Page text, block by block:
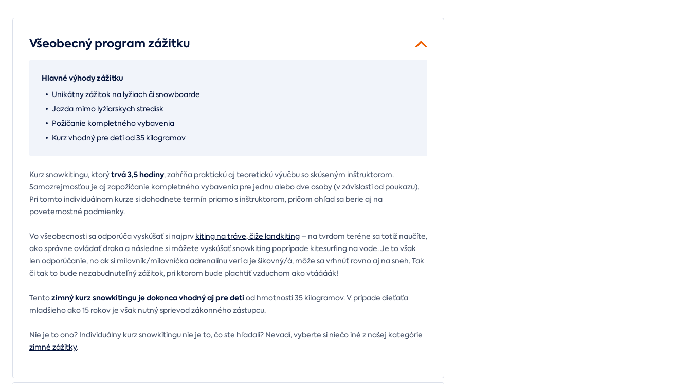
Všeobecný program zážitku
Hlavné výhody zážitku
Unikátny zážitok na lyžiach či snowboarde
Jazda mimo lyžiarskych stredísk
Požičanie kompletného vybavenia
Kurz vhodný pre deti od 35 kilogramov
Kurz snowkitingu, ktorýtrvá 3,5 hodiny, zahŕňa praktickú aj teoretickú výučbu so skúseným inštruktorom.
Samozrejmosťou je aj zapožičanie kompletného vybavenia pre jednu alebo dve osoby (v závislosti od poukazu).
Pri tomto individuálnom kurze si dohodnete termín priamo s inštruktorom, pričom ohľad sa berie aj na
poveternostné podmienky.
Vo všeobecnosti sa odporúča vyskúšať si najprv kiting na tráve, čiže landkiting – na tvrdom teréne sa totiž naučíte,
ako správne ovládať draka a následne si môžete vyskúšať snowkiting poprípade kitesurfing na vode. Je to však
len odporúčanie, no ak si milovník/milovníčka adrenalínu verí a je šikovný/á, môže sa vrhnúť rovno aj na sneh. Tak
či tak to bude nezabudnuteľný zážitok, pri ktorom bude plachtiť vzduchom ako vtáááák!
Tentozimný kurz snowkitingu je dokonca vhodný aj pre deti od hmotnosti 35 kilogramov. V prípade dieťaťa
mladšieho ako 15 rokov je však nutný sprievod zákonného zástupcu.
Nie je to ono? Individuálny kurz snowkitingu nie je to, čo ste hľadali? Nevadí, vyberte si niečo iné z našej kategórie
zimné zážitky.